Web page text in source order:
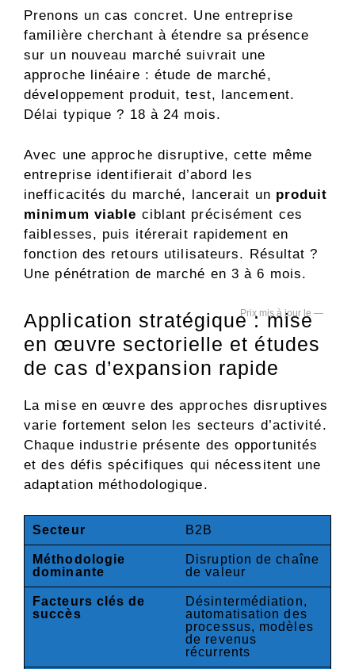
Prenons un cas concret. Une entreprise
familière cherchant à étendre sa présence
sur un nouveau marché suivrait une
approche linéaire : étude de marché,
développement produit, test, lancement.
Délai typique ? 18 à 24 mois.
Avec une approche disruptive, cette même
entreprise identifierait d’abord les
inefficacités du marché, lancerait un produit
minimum viable ciblant précisément ces
faiblesses, puis itérerait rapidement en
fonction des retours utilisateurs. Résultat ?
Une pénétration de marché en 3 à 6 mois.
—
Application stratégique : mise
en œuvre sectorielle et études
de cas d’expansion rapide
La mise en œuvre des approches disruptives
varie fortement selon les secteurs d’activité.
Chaque industrie présente des opportunités
et des défis spécifiques qui nécessitent une
adaptation méthodologique.
Secteur B2B
Méthodologie
dominante
Disruption de chaîne
de valeur
Facteurs clés de
succès
Désintermédiation,
automatisation des
processus, modèles
de revenus
récurrents